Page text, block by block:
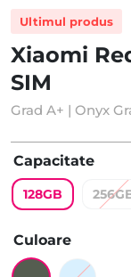
Ultimul produs
Xiaomi
SIM
Grad A+ | Onyx
Capacitate
128GB
Culoare